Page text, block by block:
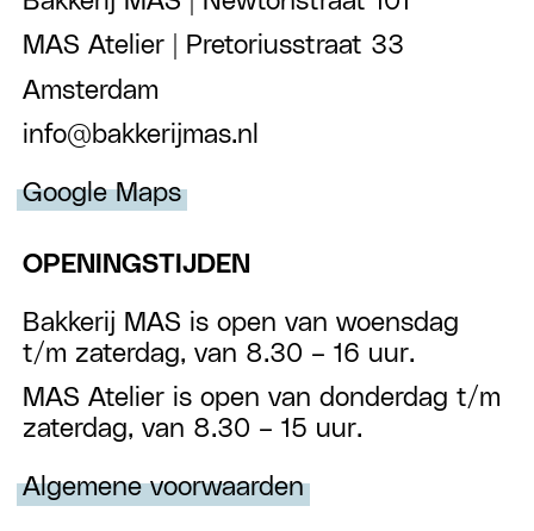
MAS Atelier | Pretoriusstraat 33
Amsterdam
info@bakkerijmas.nl
Google Maps
OPENINGSTIJDEN
Bakkerij MAS is open van woensdag
t/m zaterdag, van 8.30 – 16 uur.
MAS Atelier is open van donderdag t/m
zaterdag, van 8.30 – 15 uur.
Algemene voorwaarden